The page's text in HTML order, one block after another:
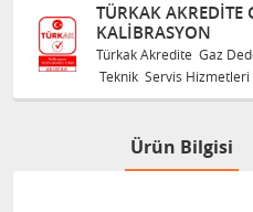
TÜRKAK AKREDITE
KALIBRASYON
Türkak Akredite Gaz
Teknik Servis Hizmetleri
Ürün Bilgisi